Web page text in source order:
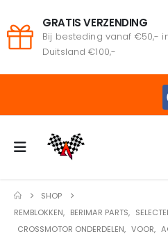
GRATIS VERZENDING
Bij besteding vanaf €50,-
Duitsland €100,-
SHOP
REMBLOKKEN, BERIMAR PARTS,
CROSSMOTOR ONDERDELEN, VOOR,